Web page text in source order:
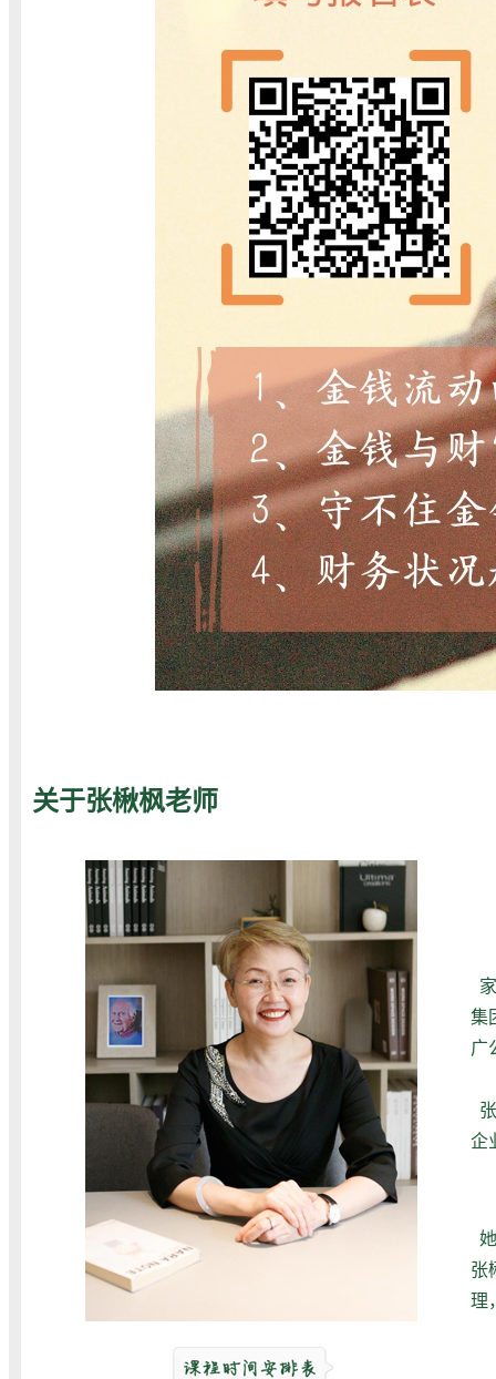
关于张楸枫老师
集
广
企
张
理